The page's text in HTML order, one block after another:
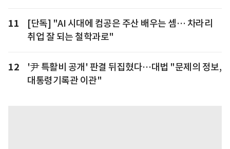
11
[단독] "AI 시대에 컴공은 주산 배우는 셈… 차라리
취업 잘 되는 철학과로"
12
'尹 특활비 공개' 판결 뒤집혔다…대법 "문제의 정보,
대통령기록관 이관"